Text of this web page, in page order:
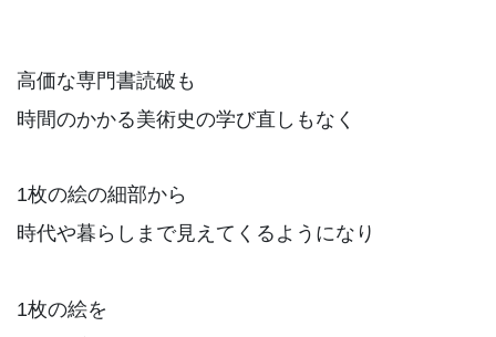
高価な専門書読破も
時間のかかる美術史の学び直しもなく
1枚の絵の細部から
時代や暮らしまで見えてくるようになり
1枚の絵を